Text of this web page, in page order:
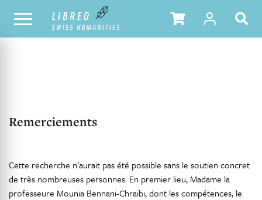
NOTRE CATALOGUE TABLE DES MATIÈRES
Remerciements
Cette recherche n’aurait pas été possible sans le soutien concret
de très nombreuses personnes. En premier lieu, Madame la
professeure Mounia Bennani-Chraïbi, dont les compétences, le